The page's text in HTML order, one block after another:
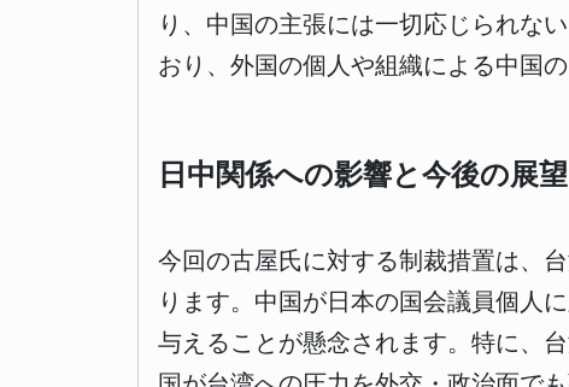
り、中国の主張には一切応じられな
おり、外国の個人や組織による中国
日中関係への影響と今後の展望
今回の古屋氏に対する制裁措置は、
ります。中国が日本の国会議員個人
与えることが懸念されます。特に、